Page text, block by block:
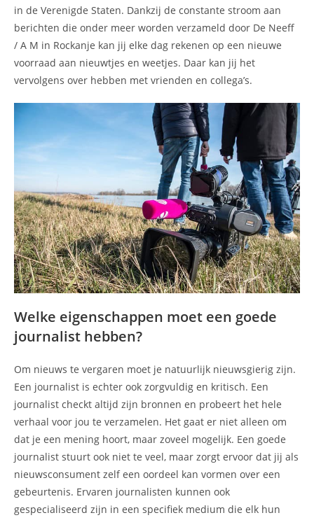
in de Verenigde Staten. Dankzij de constante stroom aan
berichten die onder meer worden verzameld door De Neeff
/ A M in Rockanje kan jij elke dag rekenen op een nieuwe
voorraad aan nieuwtjes en weetjes. Daar kan jij het
vervolgens over hebben met vrienden en collega’s.
Welke eigenschappen moet een goede
journalist hebben?
Om nieuws te vergaren moet je natuurlijk nieuwsgierig zijn.
Een journalist is echter ook zorgvuldig en kritisch. Een
journalist checkt altijd zijn bronnen en probeert het hele
verhaal voor jou te verzamelen. Het gaat er niet alleen om
dat je een mening hoort, maar zoveel mogelijk. Een goede
journalist stuurt ook niet te veel, maar zorgt ervoor dat jij als
nieuwsconsument zelf een oordeel kan vormen over een
gebeurtenis. Ervaren journalisten kunnen ook
gespecialiseerd zijn in een specifiek medium die elk hun